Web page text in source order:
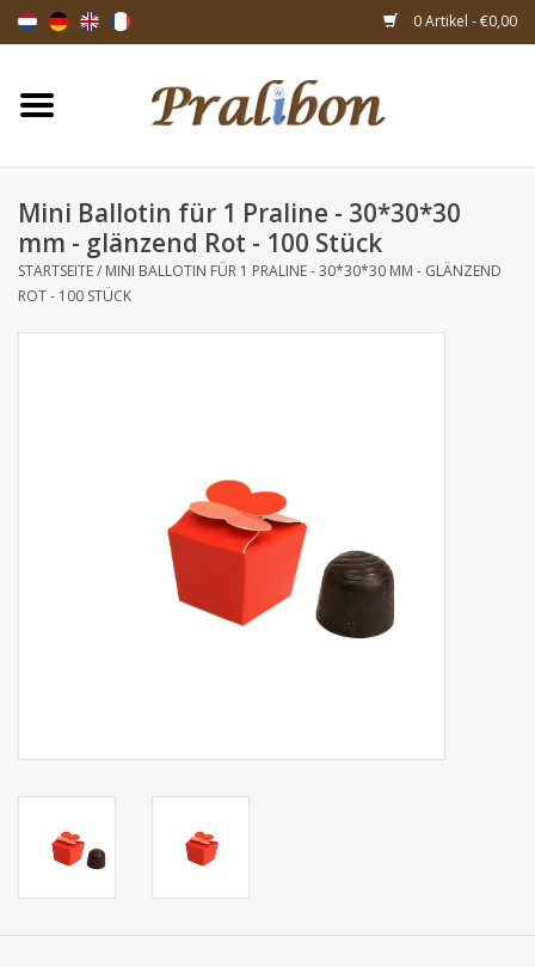
0 Artikel - €0,00
Startseite
Taschen & Beuteln
Mini Ballotin für 1 Praline - 30*30*30
mm - glänzend Rot - 100 Stück
STARTSEITE/ MINI BALLOTIN FÜR 1 PRALINE - 30*30*30 MM - GLÄNZEND
ROT - 100 STÜCK